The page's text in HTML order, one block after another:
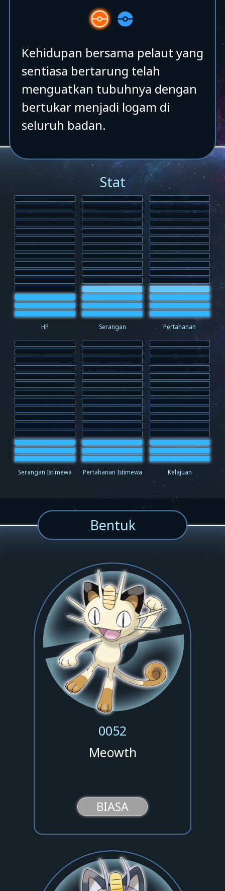
Kehidupan bersama pelaut yang
sentiasa bertarung telah
menguatkan tubuhnya dengan
bertukar menjadi logam di
seluruh badan.
Stat
HP Serangan Pertahanan
Serangan Istimewa Pertahanan Istimewa Kelajuan
Bentuk
0052
Meowth
BIASA